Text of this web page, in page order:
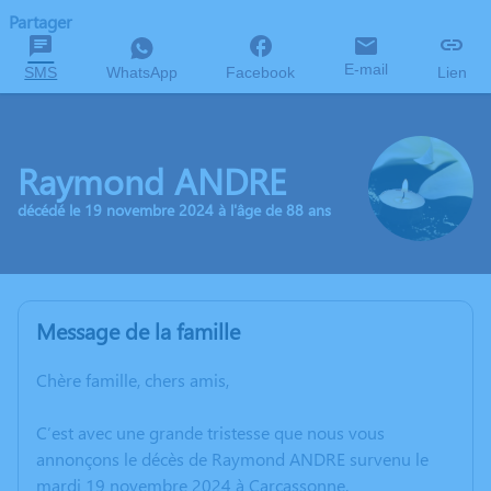
Partager
SMS WhatsApp Facebook E-mail Lien
Raymond ANDRE
décédé le 19 novembre 2024 à l'âge de 88 ans
Message de la famille
Chère famille, chers amis,
C’est avec une grande tristesse que nous vous
annonçons le décès de Raymond ANDRE survenu le
mardi 19 novembre 2024 à Carcassonne.